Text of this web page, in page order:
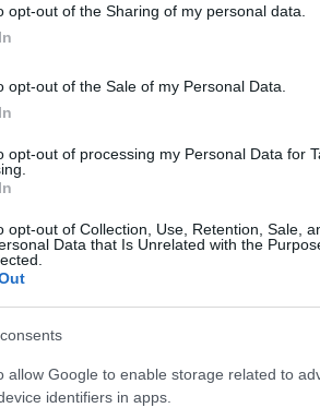
opt-out of the Sharing of my personal data.
opt-out of the Sale of my Personal Data.
opt-out of processing my Personal Data for
opt-out of Collection, Use, Retention, Sale,
Data that Is Unrelated with the
allow Google to enable storage related to
identifiers in apps.
Η Παρί Σεν Ζερμέν για
πρωταθλήτρια